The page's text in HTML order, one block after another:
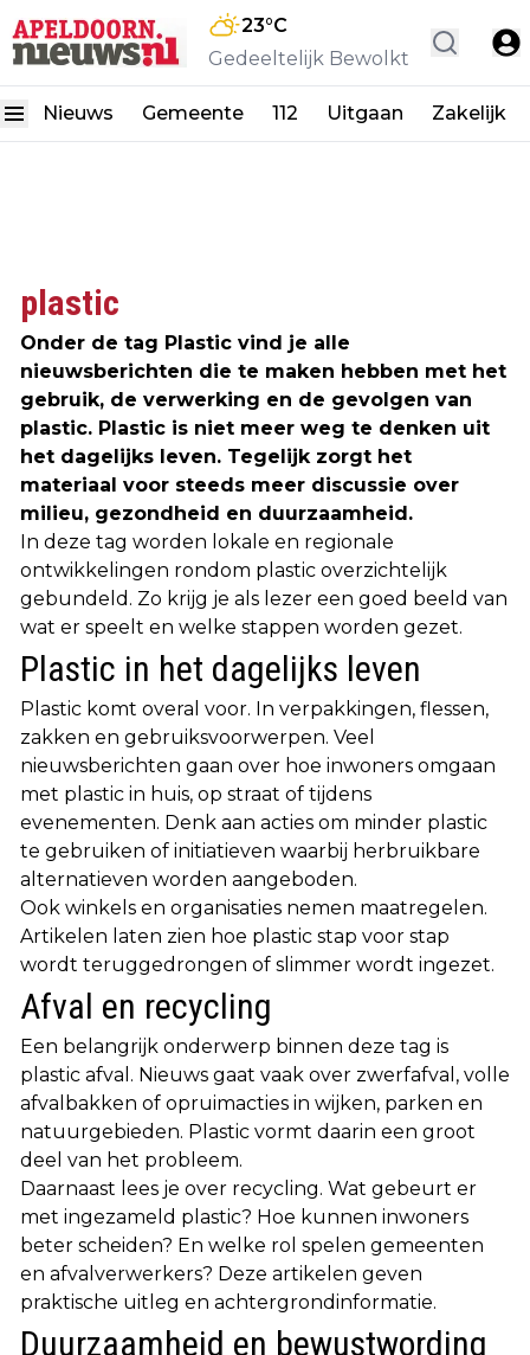
23°C
Gedeeltelijk Bewolkt
Nieuws Gemeente 112 Uitgaan Zakelijk
plastic
Onder de tag Plastic vind je alle
nieuwsberichten die te maken hebben met het
gebruik, de verwerking en de gevolgen van
plastic. Plastic is niet meer weg te denken uit
het dagelijks leven. Tegelijk zorgt het
materiaal voor steeds meer discussie over
milieu, gezondheid en duurzaamheid.
In deze tag worden lokale en regionale
ontwikkelingen rondom plastic overzichtelijk
gebundeld. Zo krijg je als lezer een goed beeld van
wat er speelt en welke stappen worden gezet.
Plastic in het dagelijks leven
Plastic komt overal voor. In verpakkingen, flessen,
zakken en gebruiksvoorwerpen. Veel
nieuwsberichten gaan over hoe inwoners omgaan
met plastic in huis, op straat of tijdens
evenementen. Denk aan acties om minder plastic
te gebruiken of initiatieven waarbij herbruikbare
alternatieven worden aangeboden.
Ook winkels en organisaties nemen maatregelen.
Artikelen laten zien hoe plastic stap voor stap
wordt teruggedrongen of slimmer wordt ingezet.
Afval en recycling
Een belangrijk onderwerp binnen deze tag is
plastic afval. Nieuws gaat vaak over zwerfafval, volle
afvalbakken of opruimacties in wijken, parken en
natuurgebieden. Plastic vormt daarin een groot
deel van het probleem.
Daarnaast lees je over recycling. Wat gebeurt er
met ingezameld plastic? Hoe kunnen inwoners
beter scheiden? En welke rol spelen gemeenten
en afvalverwerkers? Deze artikelen geven
praktische uitleg en achtergrondinformatie.
Duurzaamheid en bewustwording